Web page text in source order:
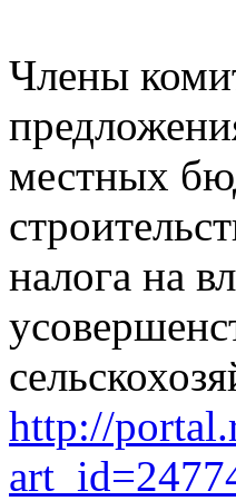
Члены
местных
налога на
http://